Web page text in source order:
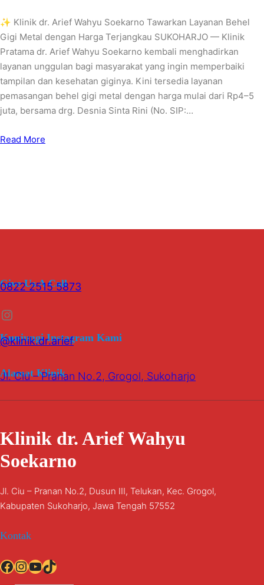
✨ Klinik dr. Arief Wahyu Soekarno Tawarkan Layanan Behel
Gigi Metal dengan Harga Terjangkau SUKOHARJO — Klinik
Pratama dr. Arief Wahyu Soekarno kembali menghadirkan
layanan unggulan bagi masyarakat yang ingin memperbaiki
tampilan dan kesehatan giginya. Kini tersedia layanan
pemasangan behel gigi metal dengan harga mulai dari Rp4–5
juta, bersama drg. Desnia Sinta Rini (No. SIP:…
Read More
Give Us A Call
0822 2515 5873
Instagram
Kunjungi Instagram Kami
@klinik.dr.arief
Alamat Klinik
Jl. Ciu – Pranan No.2, Grogol, Sukoharjo
Klinik dr. Arief Wahyu
Soekarno
Jl. Ciu – Pranan No.2, Dusun III, Telukan, Kec. Grogol,
Kabupaten Sukoharjo, Jawa Tengah 57552
Kontak
Facebook InstagramYouTube TikTok